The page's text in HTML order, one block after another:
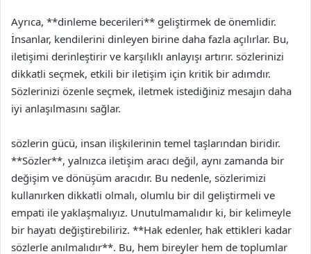
Ayrıca, **dinleme becerileri** geliştirmek de önemlidir.
İnsanlar, kendilerini dinleyen birine daha fazla açılırlar. Bu,
iletişimi derinleştirir ve karşılıklı anlayışı artırır. sözlerinizi
dikkatli seçmek, etkili bir iletişim için kritik bir adımdır.
Sözlerinizi özenle seçmek, iletmek istediğiniz mesajın daha
iyi anlaşılmasını sağlar.
sözlerin gücü, insan ilişkilerinin temel taşlarından biridir.
**Sözler**, yalnızca iletişim aracı değil, aynı zamanda bir
değişim ve dönüşüm aracıdır. Bu nedenle, sözlerimizi
kullanırken dikkatli olmalı, olumlu bir dil geliştirmeli ve
empati ile yaklaşmalıyız. Unutulmamalıdır ki, bir kelimeyle
bir hayatı değiştirebiliriz. **Hak edenler, hak ettikleri kadar
sözlerle anılmalıdır**. Bu, hem bireyler hem de toplumlar